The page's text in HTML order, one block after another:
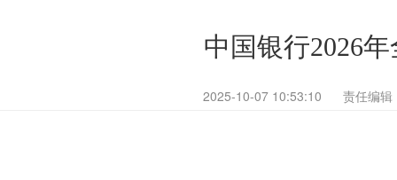
中国银行2026
2025-10-07 10:53:10 责任编辑